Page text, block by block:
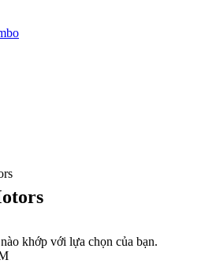
khớp với lựa chọn của bạn.